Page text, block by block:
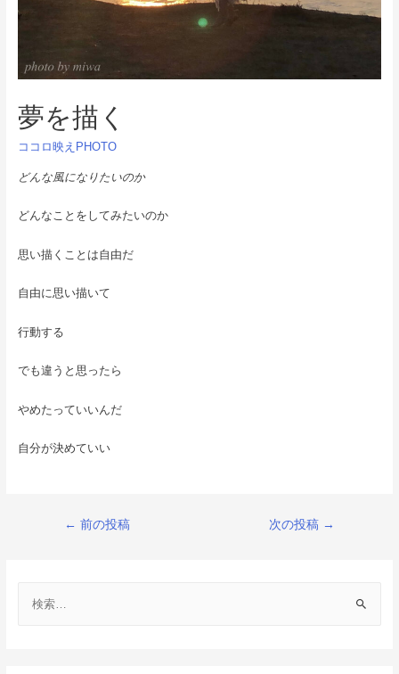
夢を描く
ココロ映えPHOTO
どんな風になりたいのか
どんなことをしてみたいのか
思い描くことは自由だ
自由に思い描いて
行動する
でも違うと思ったら
やめたっていいんだ
自分が決めていい
ビ
← 前の投稿 次の投稿 →